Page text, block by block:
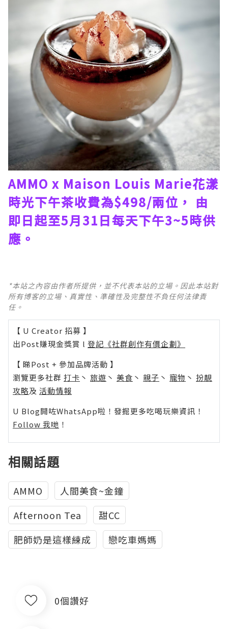
AMMO x Maison Louis Marie花漾
時光下午茶收費為$498/兩位， 由
即日起至5月31日每天下午3~5時供
應。
*本站之內容由作者所提供，並不代表本站的立場。因此本站對
所有博客的立場、真實性、準確性及完整性不負任何法律責
任。
【 U Creator 招募 】
出Post賺現金獎賞 l 登記《社群創作有價企劃》
【 睇Post + 參加品牌活動 】
瀏覽更多社群 打卡 丶 旅遊 丶 美食 丶 親子 丶 寵物 丶 扮靚
攻略及 活動情報
U Blog開咗WhatsApp啦！發掘更多吃喝玩樂資訊！
Follow 我哋 ！
相關話題
AMMO
人間美食~金鐘
Afternoon Tea
甜CC
肥師奶是這樣練成
戀吃車媽媽
0個讚好